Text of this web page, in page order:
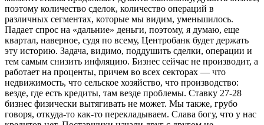
поэтому количество сделок, количество операций в
различных сегментах, которые мы видим, уменьшилось.
Падает спрос на «дальние» деньги, поэтому, я думаю, еще
квартал, наверное, судя по всему, Центробанк будет держать
эту историю. Задача, видимо, поддушить сделки, операции и
тем самым снизить инфляцию. Бизнес сейчас не производит, а
работает на проценты, причем во всех секторах — что
недвижимость, что сельское хозяйство, что производство:
везде, где есть кредиты, там везде проблемы. Ставку 27-28
бизнес физически вытягивать не может. Мы также, грубо
говоря, откуда-то как-то перекладываем. Слава богу, что у нас